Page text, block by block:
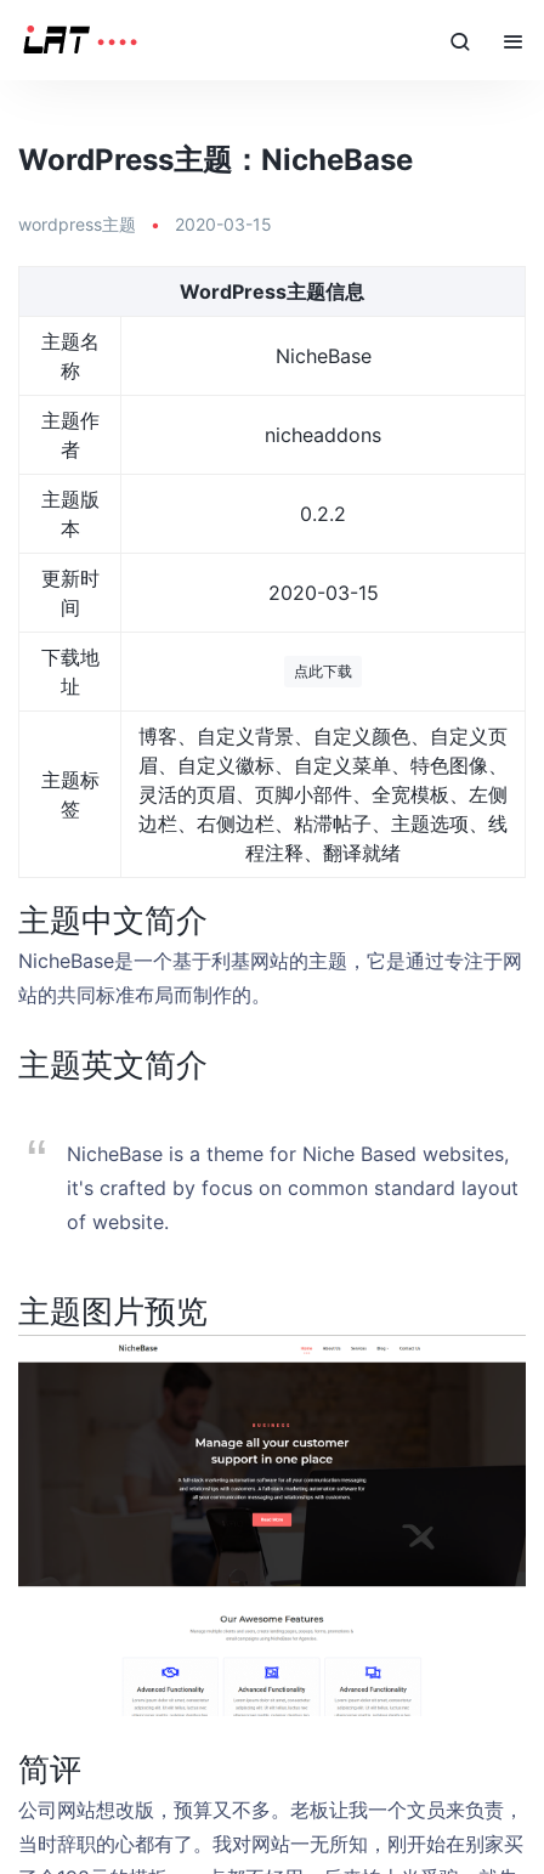
WordPress主题：NicheBase
wordpress主题 • 2020-03-15
WordPress主题信息
主题名
称
NicheBase
主题作
者
nicheaddons
主题版
本
0.2.2
更新时
间
2020-03-15
下载地
址
点此下载
主题标
签
博客、自定义背景、自定义颜色、自定义页
眉、自定义徽标、自定义菜单、特色图像、
灵活的页眉、页脚小部件、全宽模板、左侧
边栏、右侧边栏、粘滞帖子、主题选项、线
程注释、翻译就绪
主题中文简介
NicheBase是一个基于利基网站的主题，它是通过专注于网
站的共同标准布局而制作的。
主题英文简介
NicheBase is a theme for Niche Based websites,
it's crafted by focus on common standard layout
of website.
主题图片预览
简评
公司网站想改版，预算又不多。老板让我一个文员来负责，
当时辞职的心都有了。我对网站一无所知，刚开始在别家买